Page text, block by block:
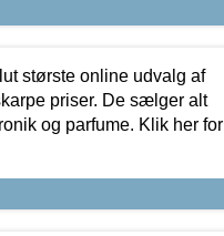
største online udvalg af
priser. De sælger alt
og parfume. Klik her for